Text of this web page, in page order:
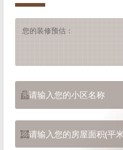
您的装修预估：